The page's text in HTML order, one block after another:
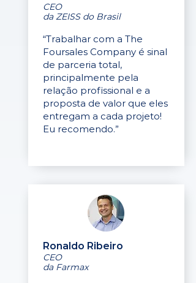
CEO
da ZEISS do Brasil
“Trabalhar com a The
Foursales Company é sinal
de parceria total,
principalmente pela
relação profissional e a
proposta de valor que eles
entregam a cada projeto!
Eu recomendo.”
Ronaldo Ribeiro
CEO
da Farmax